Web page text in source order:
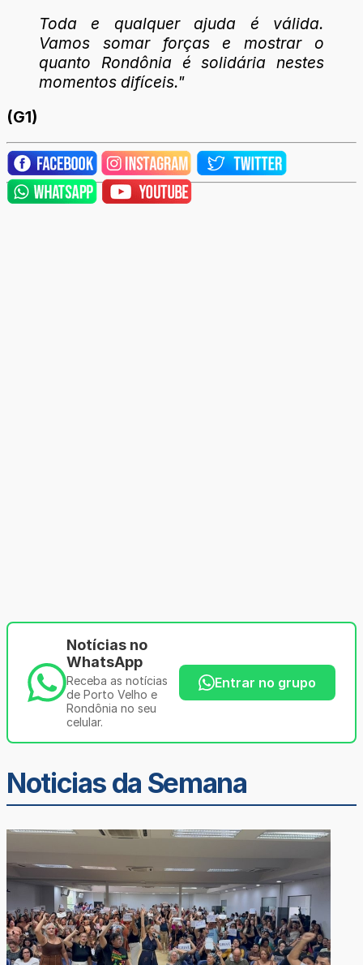
Toda e qualquer ajuda é válida.
Vamos somar forças e mostrar o
quanto Rondônia é solidária nestes
momentos difíceis."
(G1)
Notícias no
WhatsApp
Receba as notícias
de Porto Velho e
Rondônia no seu
celular.
Entrar no grupo
Noticias da Semana